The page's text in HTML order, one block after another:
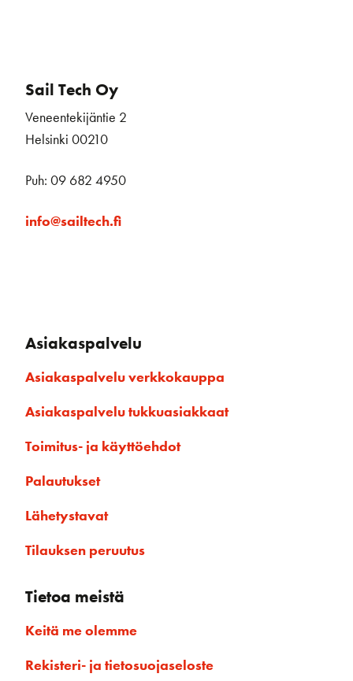
Sail Tech Oy
Veneentekijäntie 2
Helsinki 00210
Puh: 09 682 4950
info@sailtech.fi
Asiakaspalvelu
Asiakaspalvelu verkkokauppa
Asiakaspalvelu tukkuasiakkaat
Toimitus- ja käyttöehdot
Palautukset
Lähetystavat
Tilauksen peruutus
Tietoa meistä
Keitä me olemme
Rekisteri- ja tietosuojaseloste